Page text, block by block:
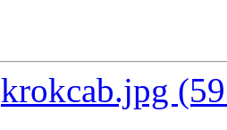
krokcab.jpg